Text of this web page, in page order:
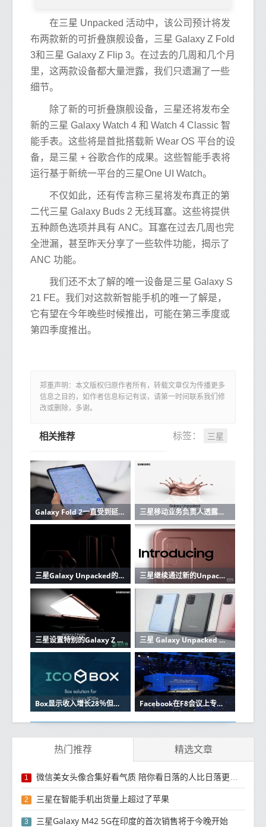
在三星 Unpacked 活动中，该公司预计将发
布两款新的可折叠旗舰设备，三星 Galaxy Z Fold
3和三星 Galaxy Z Flip 3。在过去的几周和几个月
里，这两款设备都大量泄露，我们只遗漏了一些
细节。
除了新的可折叠旗舰设备，三星还将发布全
新的三星 Galaxy Watch 4 和 Watch 4 Classic 智
能手表。这些将是首批搭载新 Wear OS 平台的设
备，是三星 + 谷歌合作的成果。这些智能手表将
运行基于新统一平台的三星One UI Watch。
不仅如此，还有传言称三星将发布真正的第
二代三星 Galaxy Buds 2 无线耳塞。这些将提供
五种颜色选项并具有 ANC。耳塞在过去几周也完
全泄漏，甚至昨天分享了一些软件功能，揭示了
ANC 功能。
我们还不太了解的唯一设备是三星 Galaxy S
21 FE。我们对这款新智能手机的唯一了解是，
它有望在今年晚些时候推出，可能在第三季度或
第四季度推出。
郑重声明：本文版权归原作者所有，转载文章仅为传播更多
信息之目的，如作者信息标记有误，请第一时间联系我们修
改或删除，多谢。
标签： 三星
相关推荐
Galaxy Fold 2一直受到延迟的困扰，可能会错过三星的下一次Unpacked活动 三星移动业务负责人透露了Galaxy Unpacked 2020的新设备数量
三星Galaxy Unpacked的首个预告片挑逗了Galaxy Z Fold2，Note20等 三星继续通过新的Unpacked预告片宣传Galaxy Note 20 5G事件
三星设置特别的Galaxy Z Fold 2 5G Unpacked Part 2活动 三星 Galaxy Unpacked 日期再次泄露——来自该公司的俄罗斯网站
Box显示收入增长28％但利润仍然难以捉摸 Facebook在F8会议上专注于增强的虚拟现实
热门推荐 精选文章
1 微信美女头像合集好看气质 陪你看日落的人比日落更浪漫
2 三星在智能手机出货量上超过了苹果
3 三星Galaxy M42 5G在印度的首次销售将于今晚开始